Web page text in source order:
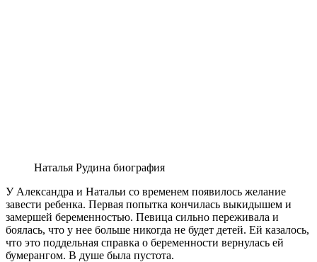
Наталья Рудина биография
У Александра и Натальи со временем появилось желание
завести ребенка. Первая попытка кончилась выкидышем и
замершей беременностью. Певица сильно переживала и
боялась, что у нее больше никогда не будет детей. Ей казалось,
что это поддельная справка о беременности вернулась ей
бумерангом. В душе была пустота.